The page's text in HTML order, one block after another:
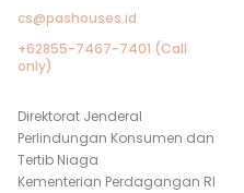
cs@pashouses.id
+62855-7467-7401 (Call
only)
Direktorat Jenderal
Perlindungan Konsumen dan
Tertib Niaga
Kementerian Perdagangan RI